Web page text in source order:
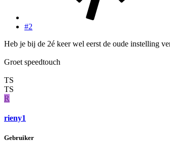
#2
Heb je bij de 2é keer wel eerst de oude instelling
Groet speedtouch
TS
TS
R
rieny1
Gebruiker